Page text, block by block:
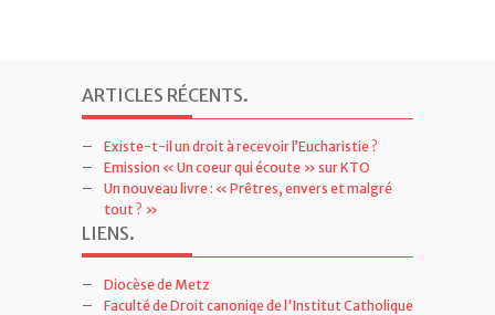
ARTICLES RÉCENTS.
Existe-t-il un droit à recevoir l’Eucharistie ?
Emission « Un coeur qui écoute » sur KTO
Un nouveau livre : « Prêtres, envers et malgré
tout ? »
LIENS.
Diocèse de Metz
Faculté de Droit canoniqe de l'Institut Catholique